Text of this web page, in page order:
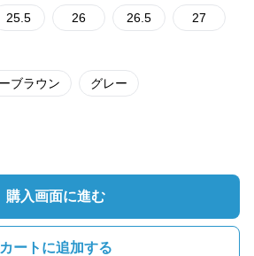
25.5 26 26.5 27
ブラウン グレー
購入画面に進む
カートに追加する